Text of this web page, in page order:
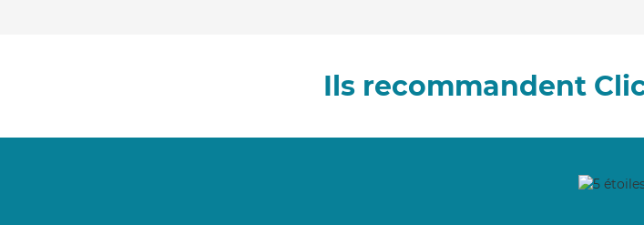
Ils recommandent